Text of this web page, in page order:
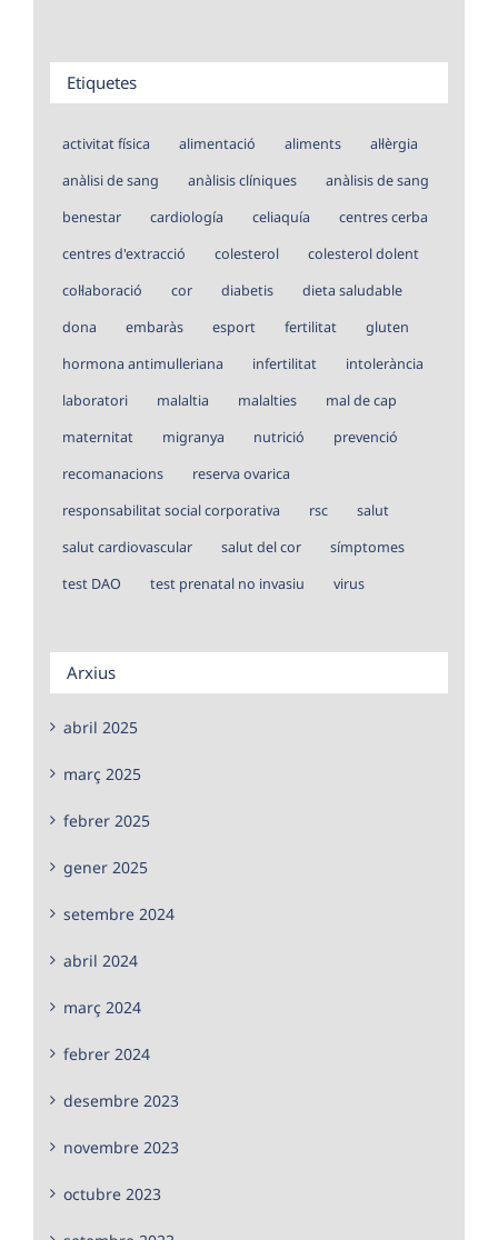
Etiquetes
activitat física alimentació aliments
al·lèrgia
anàlisi de sang
anàlisis clíniques
anàlisis de sang
benestar
cardiología celiaquía
centres cerba
centres d'extracció
colesterol
colesterol dolent
col·laboració
cor diabetis
dieta saludable
dona
embaràs esport fertilitat
gluten
hormona antimulleriana
infertilitat
intolerància
laboratori
malaltia malalties
mal de cap
maternitat
migranya nutrició
prevenció
recomanacions
reserva ovarica
responsabilitat social corporativa
rsc
salut
salut cardiovascular
salut del cor
símptomes
test DAO
test prenatal no invasiu virus
Arxius
abril 2025
març 2025
febrer 2025
gener 2025
setembre 2024
abril 2024
març 2024
febrer 2024
desembre 2023
novembre 2023
octubre 2023